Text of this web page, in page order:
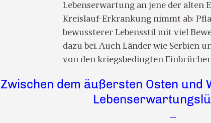
Lebenserwartung an jene der alten
Kreislauf-Erkrankung nimmt ab:
bewussterer Lebensstil mit viel
dazu bei. Auch Länder wie Serbien
von den kriegsbedingten
Zwischen dem äußersten Osten und
—